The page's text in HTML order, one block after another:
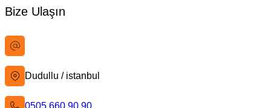
Bize Ulaşın
Dudullu / istanbul
0505 660 90 90